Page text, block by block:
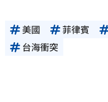
美國 菲律賓
台海衝突